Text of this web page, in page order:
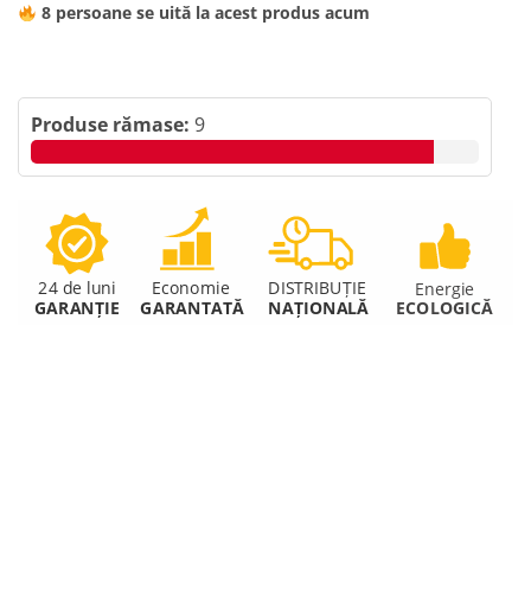
8persoane se uită la acest produs acum
Produse rămase: 9